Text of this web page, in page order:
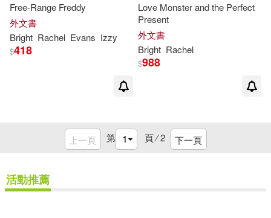
Free-Range Freddy
外文書
Bright Rachel Evans Izzy
$418
Love Monster and the Perfect
Present
外文書
Bright Rachel
$988
上一頁 第 頁 ⁄2 下一頁
活動推薦